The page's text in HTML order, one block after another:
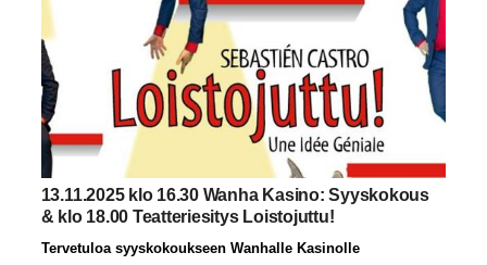
13.11.2025 klo 16.30 Wanha Kasino: Syyskokous
& klo 18.00 Teatteriesitys Loistojuttu!
Tervetuloa syyskokoukseen Wanhalle Kasinolle